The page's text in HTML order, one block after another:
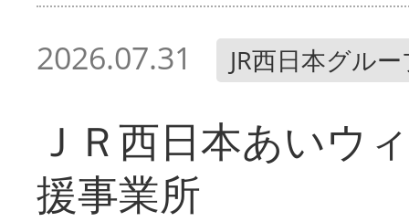
2026.07.31 JR西日本グル
ＪＲ西日本あいウ
援事業所